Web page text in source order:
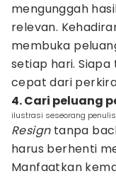
mengunggah
relevan.
membuka
setiap hari.
cepat dari
4. Cari peluang
ilustrasi seseorang
Resigntanpa
harus berhenti
Manfaatkan